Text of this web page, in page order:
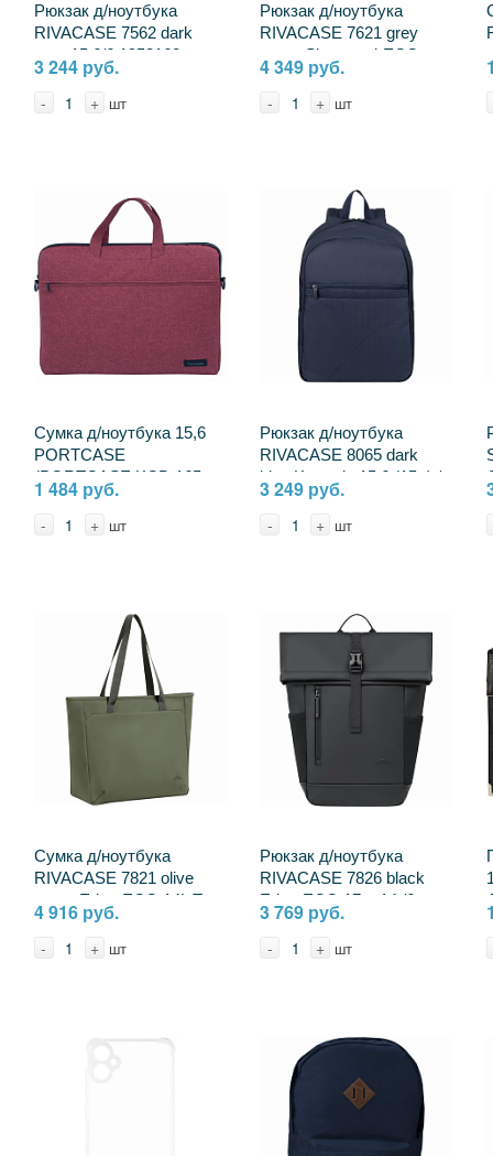
Рюкзак д/ноутбука
RIVACASE 7562 dark
grey 15.6/6 1953168
4260403579824
3 244 руб.
- + шт
Рюкзак д/ноутбука
RIVACASE 7621 grey
camo Sherwood-ECO
Rolltop 15л, 15.6 2391408
4260709015583
4 349 руб.
- + шт
Сумка д/ноутбука 15,6
PORTCASE
(PORTCASE KCB-165
Bordo) 2330600
1 484 руб.
- + шт
Рюкзак д/ноутбука
RIVACASE 8065 dark
blue Komodo 15.6 (15л) /
12 2391415
4260403570418
3 249 руб.
- + шт
Сумка д/ноутбука
RIVACASE 7821 olive
green Eden-ECO 14L Tote
bag 14 / 6 2391392
4260709015651
4 916 руб.
- + шт
Рюкзак д/ноутбука
RIVACASE 7826 black
Eden-ECO 17л, 14 /6
2391410 4260709016221
3 769 руб.
- + шт